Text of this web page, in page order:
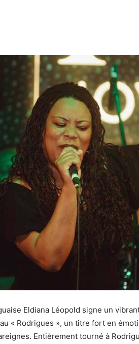
Eldiana Léopold signe un
« Rodrigues », un titre fort en
Entièrement tourné à